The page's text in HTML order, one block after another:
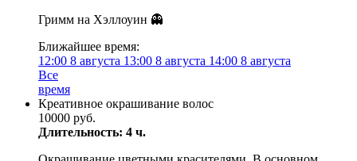
Гримм на Хэллоуин 👻
Ближайшее время:
12:00 8 августа 13:00 8 августа 14:00 8 августа
Все
время
Креативное окрашивание волос
10000 руб.
Длительность: 4 ч.